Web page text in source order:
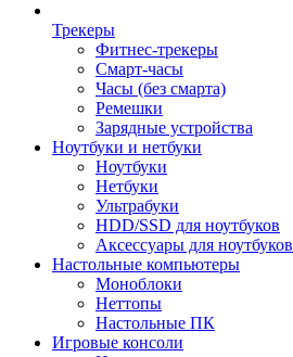
Трекеры
Фитнес-трекеры
Смарт-часы
Часы (без смарта)
Ремешки
Зарядные устройства
Ноутбуки и нетбуки
Ноутбуки
Нетбуки
Ультрабуки
HDD/SSD для ноутбуков
Аксессуары для ноутбуков
Настольные компьютеры
Моноблоки
Неттопы
Настольные ПК
Игровые консоли